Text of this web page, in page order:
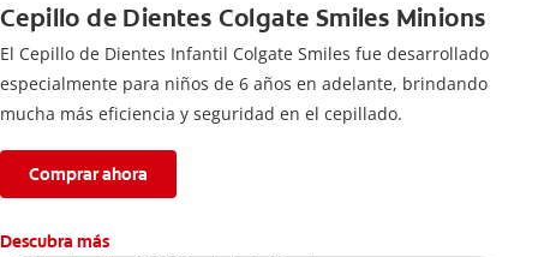
Cepillo de Dientes Colgate Smiles Minions
El Cepillo de Dientes Infantil Colgate Smiles fue desarrollado
especialmente para niños de 6 años en adelante, brindando
mucha más eficiencia y seguridad en el cepillado.
Comprar ahora
Descubra más